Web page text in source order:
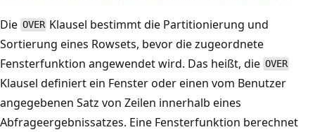
Die OVER Klausel bestimmt die Partitionierung und
Sortierung eines Rowsets, bevor die zugeordnete
Fensterfunktion angewendet wird. Das heißt, die OVER
Klausel definiert ein Fenster oder einen vom Benutzer
angegebenen Satz von Zeilen innerhalb eines
Abfrageergebnissatzes. Eine Fensterfunktion berechnet